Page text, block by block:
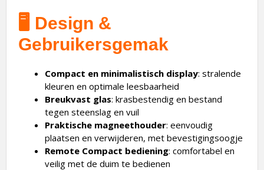
🖥️ Design &
Gebruikersgemak
Compact en minimalistisch display: stralende
kleuren en optimale leesbaarheid
Breukvast glas: krasbestendig en bestand
tegen steenslag en vuil
Praktische magneethouder: eenvoudig
plaatsen en verwijderen, met bevestigingsoogje
Remote Compact bediening: comfortabel en
veilig met de duim te bedienen